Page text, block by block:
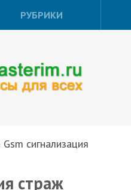
РУБРИКИ
Gsm сигнализация
страж